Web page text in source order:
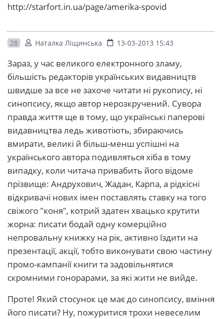
http://starfort.in.ua/page/amerika-spovid
28 Наталка Ліщинська 13-03-2013 15:43
Зараз, у час великого електронного зламу,
більшість редакторів українських видавництв
швидше за все не захоче читати ні рукопису, ні
синопсису, якщо автор нерозкручений. Сувора
правда життя ще в тому, що українські паперові
видавництва ледь животіють, збираючись
вмирати, великі й більш-менш успішні на
українського автора подивляться хіба в тому
випадку, коли читача привабить його відоме
прізвище: Андрухович, Жадан, Карпа, а рідкісні
відкривачі нових імен поставлять ставку на того
свіжого "коня", котрий здатен хвацько крутити
жорна: писати бодай одну комерційно
непровальну книжку на рік, активно їздити на
презентації, акції, тобто виконувати свою частину
промо-кампанії книги та задовільнятися
скромними гонорарами, за які жити не вийде.
Проте! Який стосунок це має до синопсису, вміння
його писати? Ну, пожуритися трохи невеселим